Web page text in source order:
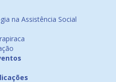
na Assistência Social